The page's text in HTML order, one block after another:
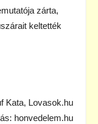
zárta,
keltették
Kata, Lovasok.hu
honvedelem.hu